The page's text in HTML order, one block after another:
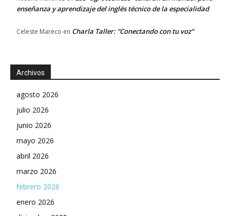
enseñanza y aprendizaje del inglés técnico de la especialidad
Celeste Mareco en Charla Taller: “Conectando con tu voz”
Archivos
agosto 2026
julio 2026
junio 2026
mayo 2026
abril 2026
marzo 2026
febrero 2026
enero 2026